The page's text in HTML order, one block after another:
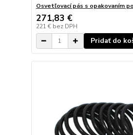
Osvetľovací pás s opakovaním
271,83 €
221 € bez DPH
Pridať do